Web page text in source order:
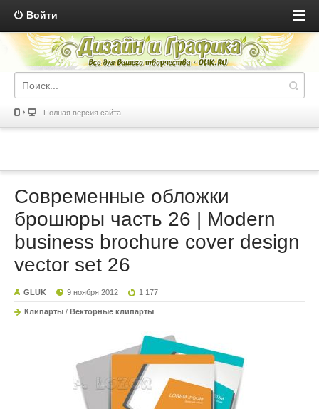
Войти
Полная версия сайта
Современные обложки
брошюры часть 26 | Modern
business brochure cover design
vector set 26
GLUK 9 ноября 2012 1 177
Клипарты / Векторные клипарты